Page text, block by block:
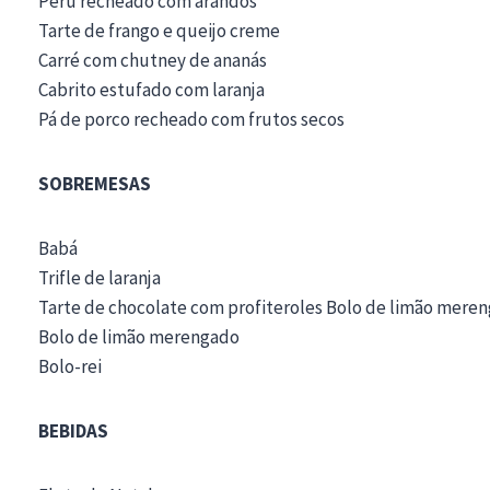
Tarte de frango e queijo creme
Carré com chutney de ananás
Cabrito estufado com laranja
Pá de porco recheado com frutos secos
SOBREMESAS
Babá
Trifle de laranja
Tarte de chocolate com profiteroles Bolo de limão
Bolo de limão merengado
Bolo-rei
BEBIDAS